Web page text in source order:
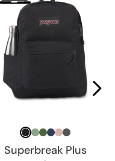
Superbreak Plus